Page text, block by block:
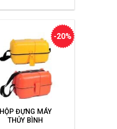
-20%
HỘP ĐỰNG MÁY
THỦY BÌNH